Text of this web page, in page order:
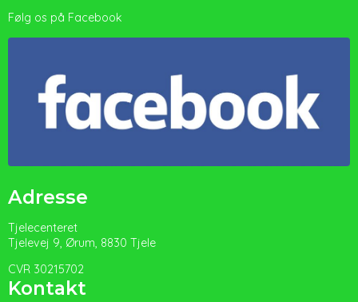
Følg os på Facebook
Adresse
Tjelecenteret
Tjelevej 9, Ørum, 8830 Tjele
CVR 30215702
Kontakt